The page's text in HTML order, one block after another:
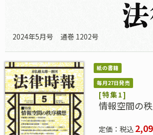
2024年5月号 通巻 1202号
紙の書籍
毎月27日発売
[特集1]
情報空間の
定価：税込